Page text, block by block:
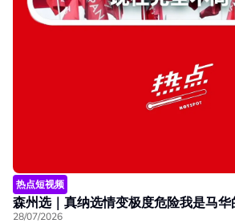
热点短视频
森州选｜真纳选情变极度危险我是马
28/07/2026